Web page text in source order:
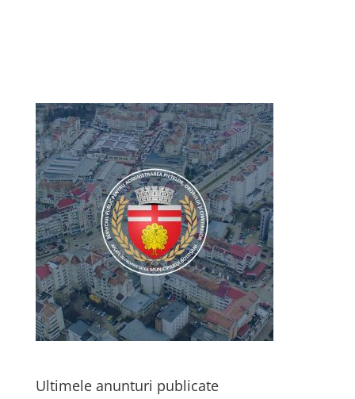
Ultimele anunturi publicate